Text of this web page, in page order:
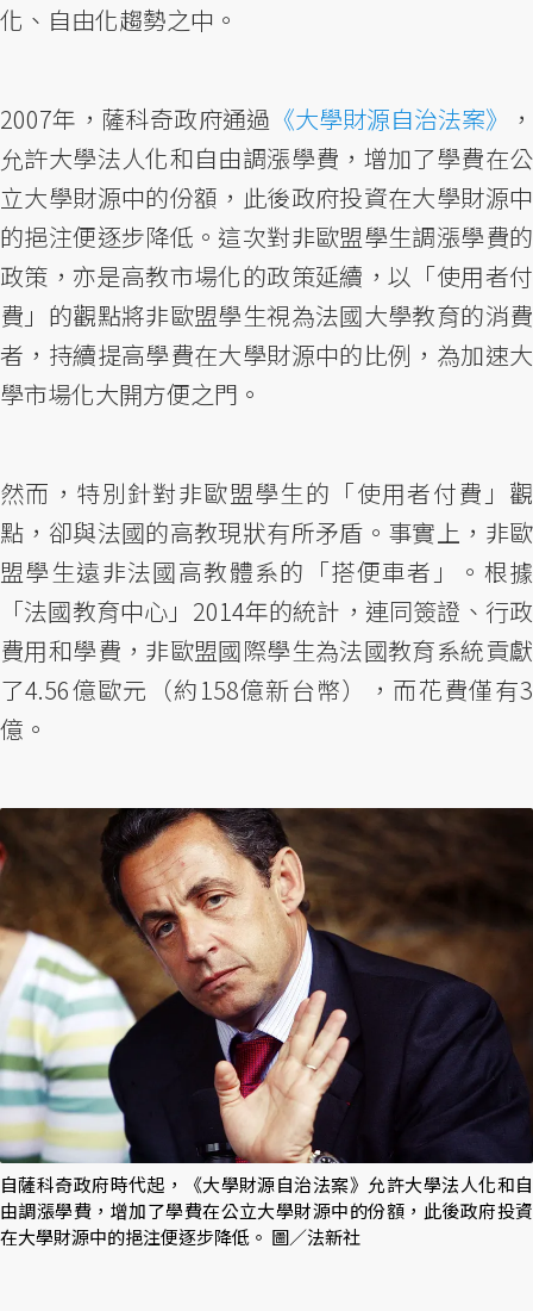
化、自由化趨勢之中。
2007年，薩科奇政府通過 《大學財源自治法案》
，
允許大學法人化和自由調漲學費，增加了學費在公
立大學財源中的份額，此後政府投資在大學財源中
的挹注便逐步降低。這次對非歐盟學生調漲學費的
政策，亦是高教市場化的政策延續，以「使用者付
費」的觀點將非歐盟學生視為法國大學教育的消費
者，持續提高學費在大學財源中的比例，為加速大
學市場化大開方便之門。
然而，特別針對非歐盟學生的「使用者付費」觀
點，卻與法國的高教現狀有所矛盾。事實上，非歐
盟學生遠非法國高教體系的「搭便車者」。根據
「法國教育中心」2014年的統計，連同簽證、行政
費用和學費，非歐盟國際學生為法國教育系統貢獻
了4.56億歐元（約158億新台幣），而花費僅有3
億。
自薩科奇政府時代起，《大學財源自治法案》允許大學法人化和自
由調漲學費，增加了學費在公立大學財源中的份額，此後政府投資
在大學財源中的挹注便逐步降低。 圖／法新社